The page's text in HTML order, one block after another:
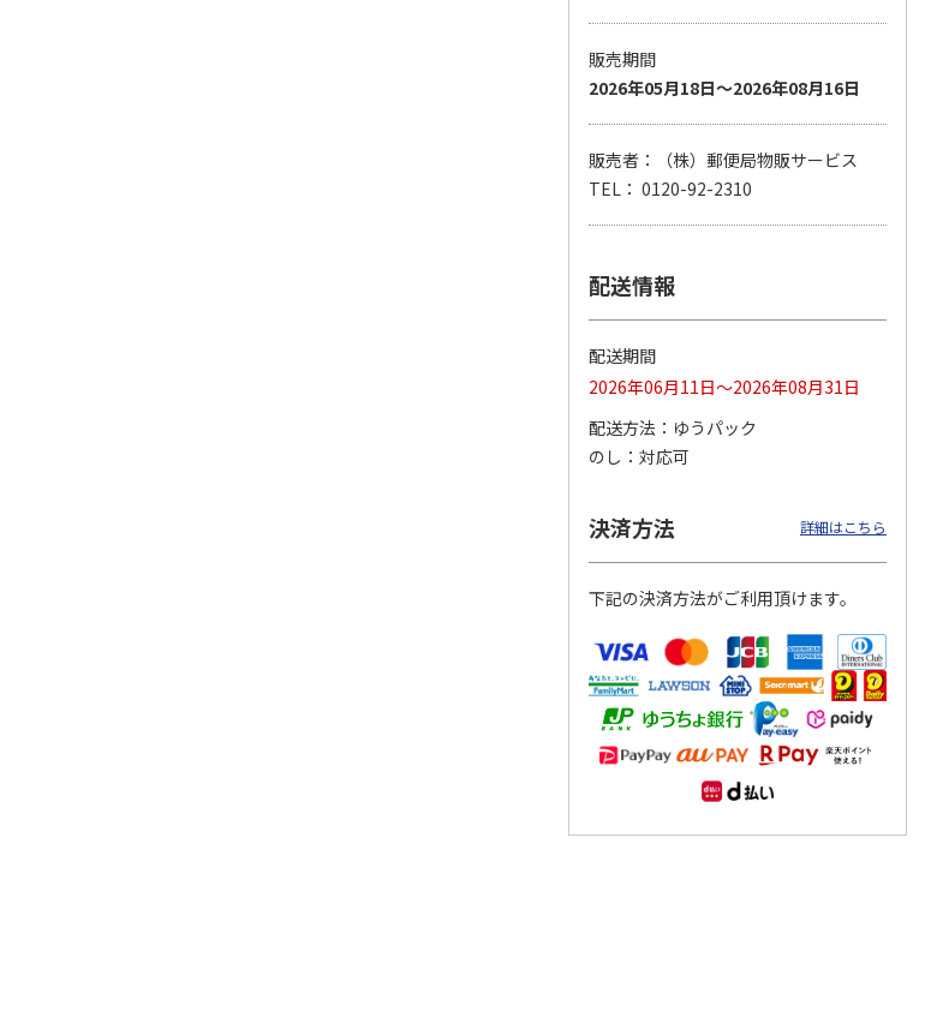
手】ハッピーグリー
【グリーティング切
手】グリーティング
円…
4.8（11）
5,500円
通切手・千鳥（1シ
11,000円
販売期間
2026年05月18日～2026年08月16日
販売者：（株）郵便局物販サービス
TEL： 0120-92-2310
配送情報
配送期間
2026年06月11日～2026年08月31日
配送方法
ゆうパック
のし
対応可
決済方法 詳細はこちら
下記の決済方法がご利用頂けます。